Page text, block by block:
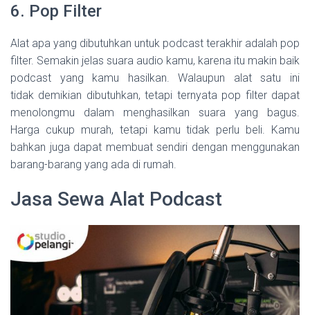
6. Pop Filter
Alat apa yang dibutuhkan untuk podcast terakhir adalah pop
filter. Semakin jelas suara audio kamu, karena itu makin baik
podcast yang kamu hasilkan. Walaupun alat satu ini
tidak demikian dibutuhkan, tetapi ternyata pop filter dapat
menolongmu dalam menghasilkan suara yang bagus.
Harga cukup murah, tetapi kamu tidak perlu beli. Kamu
bahkan juga dapat membuat sendiri dengan menggunakan
barang-barang yang ada di rumah.
Jasa Sewa Alat Podcast